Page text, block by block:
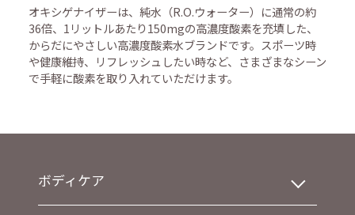
オキシゲナイザーは、純水（R.O.ウォーター）に通常の約
36倍、1リットルあたり150mgの高濃度酸素を充填した、
からだにやさしい高濃度酸素水ブランドです。スポーツ時
や健康維持、リフレッシュしたい時など、さまざまなシーン
で手軽に酸素を取り入れていただけます。
ボディケア